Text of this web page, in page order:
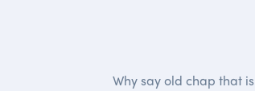
Why say old chap that